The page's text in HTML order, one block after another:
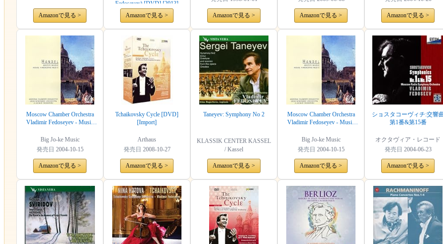
Amazonで見る >
Fedoseyev) [DVD] [2013]
Amazonで見る >
Amazonで見る > Amazonで見る > Amazonで見る >
Moscow Chamber Orchestra
Vladimir Fedoseyev - Music
Minuet
Big Jo-ke Music
発売日 2004-10-15
Amazonで見る >
Tchaikovsky Cycle [DVD]
[Import]
Arthaus
発売日 2008-10-27
Amazonで見る >
Taneyev: Symphony No 2
KLASSIK CENTER KASSEL
/ Kassel
Amazonで見る >
Moscow Chamber Orchestra
Vladimir Fedoseyev - Music
Rejouissance
Big Jo-ke Music
発売日 2004-10-15
Amazonで見る >
ショスタコーヴィチ:交響
第1番&第15番
オクタヴィア・レコード
発売日 2004-06-23
Amazonで見る >